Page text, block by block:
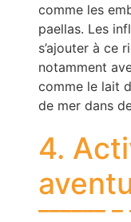
comme les
paellas. Les
s’ajouter à ce
notamment
comme le lait
de mer dans
4.